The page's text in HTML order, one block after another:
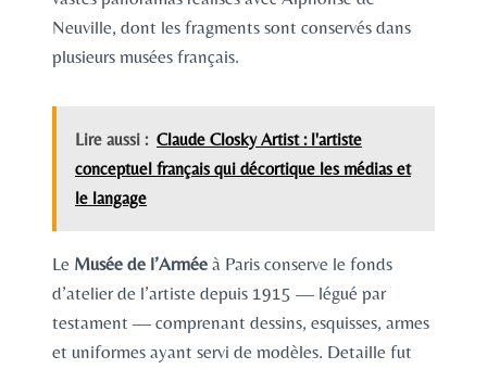
Neuville, dont les fragments sont conservés dans
plusieurs musées français.
Lire aussi : Claude Closky Artist : l'artiste
conceptuel français qui décortique les médias et
le langage
Le Musée de l’Armée à Paris conserve le fonds
d’atelier de l’artiste depuis 1915 — légué par
testament — comprenant dessins, esquisses, armes
et uniformes ayant servi de modèles. Detaille fut